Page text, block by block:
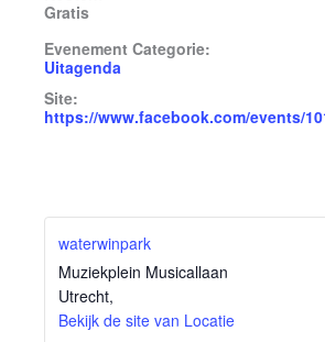
Gratis
Evenement Categorie:
Uitagenda
Site:
https://www.facebook.com/events/
waterwinpark
Muziekplein Musicallaan
Utrecht,
Bekijk de site van Locatie